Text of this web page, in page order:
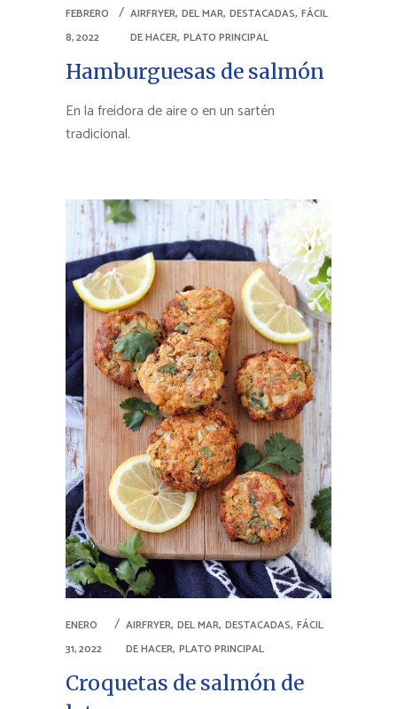
FEBRERO
8, 2022
AIRFRYER, DEL MAR, DESTACADAS, FÁCIL
DE HACER, PLATO PRINCIPAL
Hamburguesas de salmón
En la freidora de aire o en un sartén
tradicional.
ENERO
31, 2022
AIRFRYER, DEL MAR, DESTACADAS, FÁCIL
DE HACER, PLATO PRINCIPAL
Croquetas de salmón de